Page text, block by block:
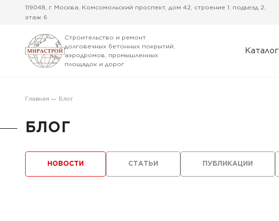
119048, г. Москва, Комсомольский проспект, дом 42, строение 1, подъезд 2,
этаж 6
Строительство и ремонт
долговечных бетонных покрытий,
аэродромов, промышленных
площадок и дорог
Каталог
Главная Блог
БЛОГ
ПУБЛИКАЦИИ
НОВОСТИ СТАТЬИ